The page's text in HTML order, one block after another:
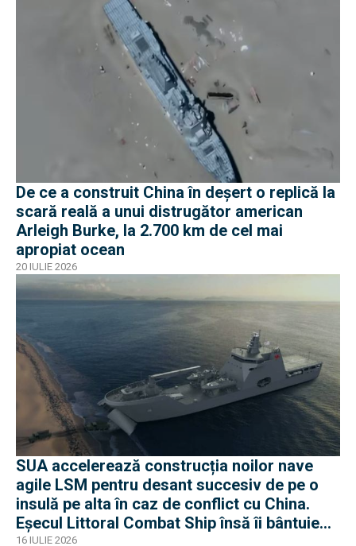
De ce a construit China în deșert o replică la
scară reală a unui distrugător american
Arleigh Burke, la 2.700 km de cel mai
apropiat ocean
20 IULIE 2026
SUA accelerează construcția noilor nave
agile LSM pentru desant succesiv de pe o
insulă pe alta în caz de conflict cu China.
Eșecul Littoral Combat Ship însă îi bântuie
16 IULIE 2026